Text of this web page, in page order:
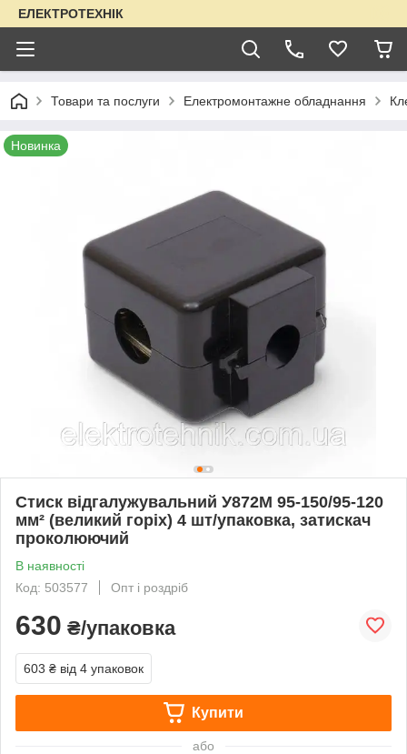
ЕЛЕКТРОТЕХНІК
Товари та послуги Електромонтажне обладнання
Новинка
Стиск відгалужувальний У872М 95-150/95-120
мм² (великий горіх) 4 шт/упаковка, затискач
проколюючий
В наявності
Код: 503577
Опт і роздріб
630 ₴/упаковка
603 ₴ від 4 упаковок
Купити
або